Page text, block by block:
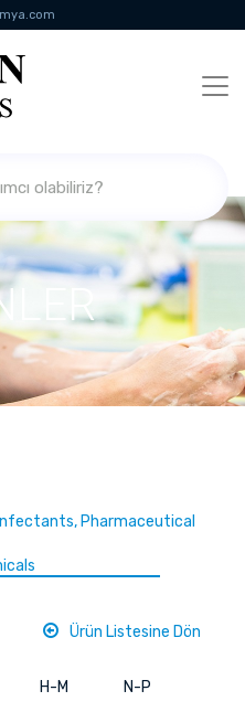
Hizmetleri
Pharmaceutical
Ürün Listesine Dön
H-M N-P